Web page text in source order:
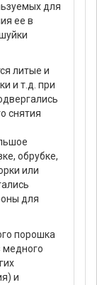
для
ее в
литые и
и т.д. при
снятия
обрубке,
или
для
порошка
медного
и